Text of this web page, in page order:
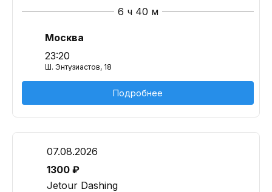
6 ч 40 м
Москва
23:20
Ш. Энтузиастов, 18
Подробнее
07.08.2026
1300 ₽
Jetour Dashing